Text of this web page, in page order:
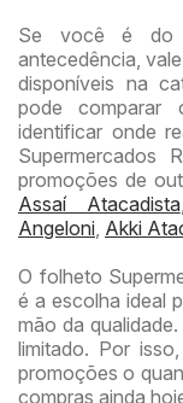
Se você é do
antecedência,
disponíveis na
pode comparar
identificar onde
Supermercados
promoções de
Assaí Atacadista
Angeloni Akki
O folheto
é a escolha ideal
mão da
limitado. Por
promoções o
compras ainda